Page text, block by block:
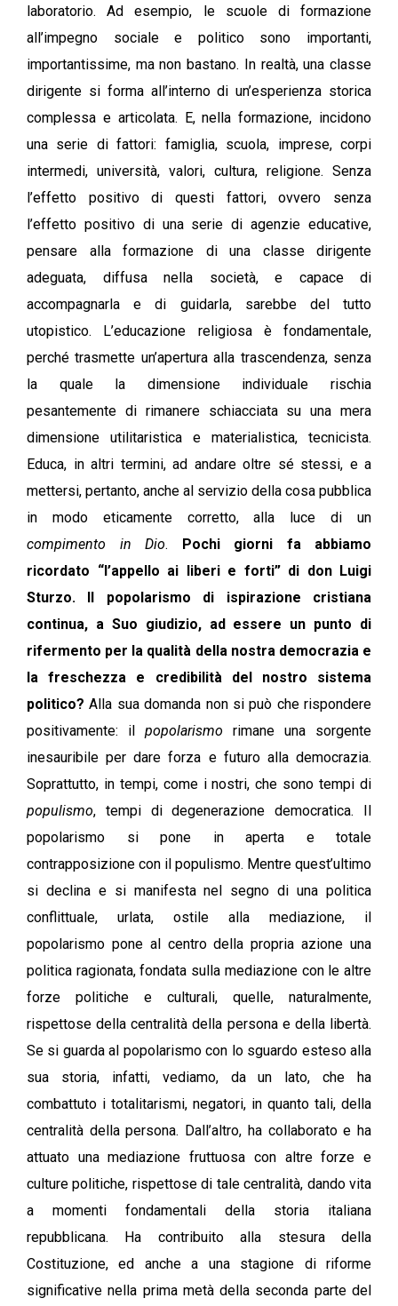
laboratorio. Ad esempio, le scuole di formazione
all’impegno sociale e politico sono importanti,
importantissime, ma non bastano. In realtà, una classe
dirigente si forma all’interno di un’esperienza storica
complessa e articolata. E, nella formazione, incidono
una serie di fattori: famiglia, scuola, imprese, corpi
intermedi, università, valori, cultura, religione. Senza
l’effetto positivo di questi fattori, ovvero senza
l’effetto positivo di una serie di agenzie educative,
pensare alla formazione di una classe dirigente
adeguata, diffusa nella società, e capace di
accompagnarla e di guidarla, sarebbe del tutto
utopistico. L’educazione religiosa è fondamentale,
perché trasmette un’apertura alla trascendenza, senza
la quale la dimensione individuale rischia
pesantemente di rimanere schiacciata su una mera
dimensione utilitaristica e materialistica, tecnicista.
Educa, in altri termini, ad andare oltre sé stessi, e a
mettersi, pertanto, anche al servizio della cosa pubblica
in modo eticamente corretto, alla luce di un
compimento in Dio.
Pochi giorni fa abbiamo
ricordato “l’appello ai liberi e forti” di don Luigi
Sturzo. Il popolarismo di ispirazione cristiana
continua, a Suo giudizio, ad essere un punto di
rifermento per la qualità della nostra democrazia e
la freschezza e credibilità del nostro sistema
politico? Alla sua domanda non si può che rispondere
positivamente: il popolarismo rimane una sorgente
inesauribile per dare forza e futuro alla democrazia.
Soprattutto, in tempi, come i nostri, che sono tempi di
populismo, tempi di degenerazione democratica. Il
popolarismo si pone in aperta e totale
contrapposizione con il populismo. Mentre quest’ultimo
si declina e si manifesta nel segno di una politica
conflittuale, urlata, ostile alla mediazione, il
popolarismo pone al centro della propria azione una
politica ragionata, fondata sulla mediazione con le altre
forze politiche e culturali, quelle, naturalmente,
rispettose della centralità della persona e della libertà.
Se si guarda al popolarismo con lo sguardo esteso alla
sua storia, infatti, vediamo, da un lato, che ha
combattuto i totalitarismi, negatori, in quanto tali, della
centralità della persona. Dall’altro, ha collaborato e ha
attuato una mediazione fruttuosa con altre forze e
culture politiche, rispettose di tale centralità, dando vita
a momenti fondamentali della storia italiana
repubblicana. Ha contribuito alla stesura della
Costituzione, ed anche a una stagione di riforme
significative nella prima metà della seconda parte del